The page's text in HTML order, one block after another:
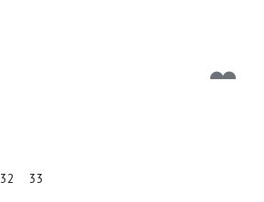
32 33